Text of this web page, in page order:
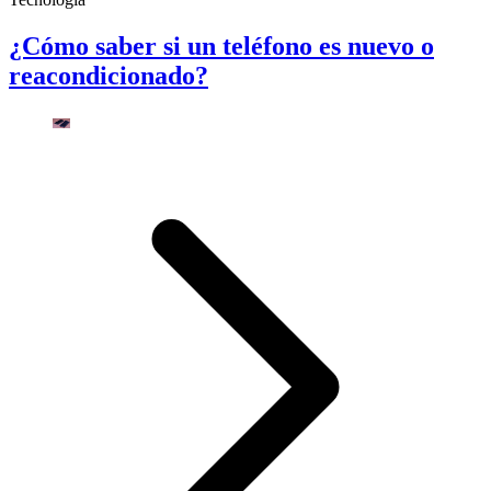
¿Cómo saber si un teléfono es nuevo o
reacondicionado?